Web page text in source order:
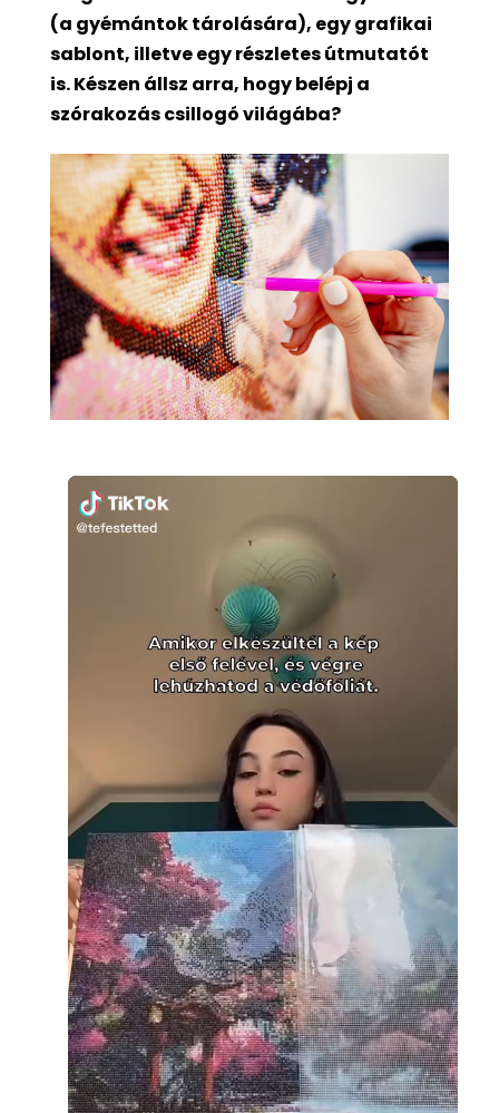
(a gyémántok tárolására), egy grafikai
sablont, illetve egy részletes útmutatót
is. Készen állsz arra, hogy belépj a
szórakozás csillogó világába?